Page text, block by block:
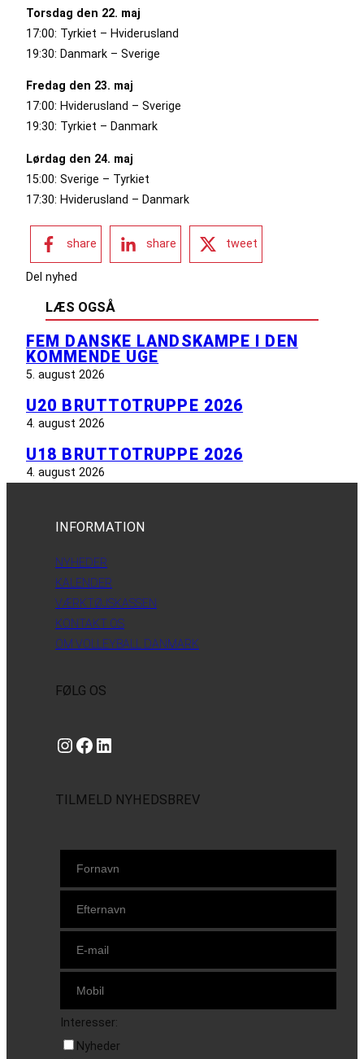
Torsdag den 22. maj
17:00: Tyrkiet – Hviderusland
19:30: Danmark – Sverige
Fredag den 23. maj
17:00: Hviderusland – Sverige
19:30: Tyrkiet – Danmark
Lørdag den 24. maj
15:00: Sverige – Tyrkiet
17:30: Hviderusland – Danmark
share share tweet
Del nyhed
LÆS OGSÅ
FEM DANSKE LANDSKAMPE I DEN
KOMMENDE UGE
5. august 2026
U20 BRUTTOTRUPPE 2026
4. august 2026
U18 BRUTTOTRUPPE 2026
4. august 2026
INFORMATION
NYHEDER
KALENDER
VÆRKTØJSKASSEN
KONTAKT OS
OM VOLLEYBALL DANMARK
FØLG OS
Instagram https://www.facebook.com/danishbeachvolleytour LinkedIn
TILMELD NYHEDSBREV
Interesser:
Nyheder